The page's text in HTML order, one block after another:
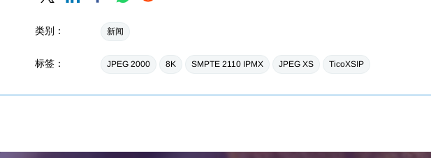
类别： 新闻
标签： JPEG 2000 8K SMPTE 2110 IPMX JPEG XS TicoXSIP